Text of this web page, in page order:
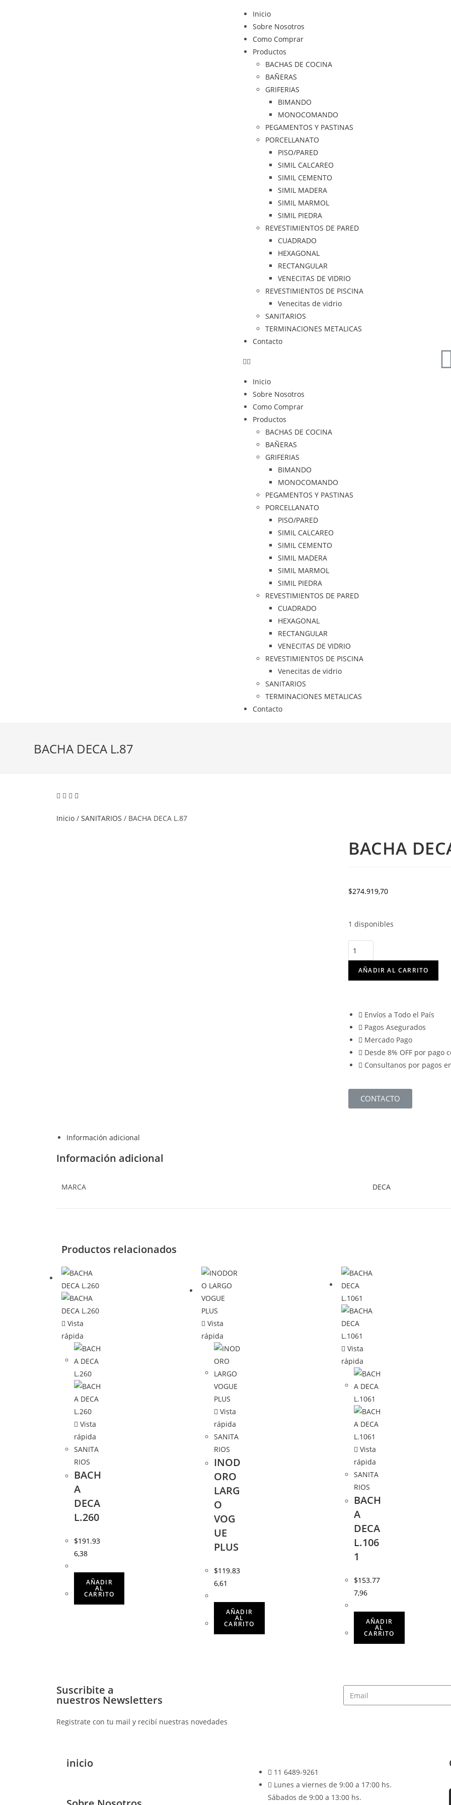
Inicio
Sobre Nosotros
Como Comprar
Productos
BACHAS DE COCINA
BAÑERAS
GRIFERIAS
BIMANDO
MONOCOMANDO
PEGAMENTOS Y PASTINAS
PORCELLANATO
PISO/PARED
SIMIL CALCAREO
SIMIL CEMENTO
SIMIL MADERA
SIMIL MARMOL
SIMIL PIEDRA
REVESTIMIENTOS DE PARED
CUADRADO
HEXAGONAL
RECTANGULAR
VENECITAS DE VIDRIO
REVESTIMIENTOS DE PISCINA
Venecitas de vidrio
SANITARIOS
TERMINACIONES METALICAS
Contacto
Inicio
Sobre Nosotros
Como Comprar
Productos
BACHAS DE COCINA
BAÑERAS
GRIFERIAS
BIMANDO
MONOCOMANDO
PEGAMENTOS Y PASTINAS
PORCELLANATO
PISO/PARED
SIMIL CALCAREO
SIMIL CEMENTO
SIMIL MADERA
SIMIL MARMOL
SIMIL PIEDRA
REVESTIMIENTOS DE PARED
CUADRADO
HEXAGONAL
RECTANGULAR
VENECITAS DE VIDRIO
REVESTIMIENTOS DE PISCINA
Venecitas de vidrio
SANITARIOS
TERMINACIONES METALICAS
Contacto
BACHA DECA L.87
Inicio / SANITARIOS / BACHA DECA L.87
BACHA
$274.919,70
1 disponibles
AÑADIR AL CARRITO
Envíos a Todo el País
Pagos Asegurados
Mercado Pago
Desde 8% OFF por pago
Consultanos por pagos
CONTACTO
Información adicional
Información adicional
MARCA DECA
Productos relacionados
Vista
rápida
Vista
rápida
SANITA
RIOS
BACH
A
DECA
L.260
$191.93
6,38
AÑADIR
AL
CARRITO
Vista
rápida
Vista
rápida
SANITA
RIOS
INOD
ORO
LARG
O
VOG
UE
PLUS
$119.83
6,61
AÑADIR
AL
CARRITO
Vista
rápida
Vista
rápida
SANITA
RIOS
BACH
A
DECA
L.106
1
$153.77
7,96
AÑADIR
AL
CARRITO
Suscribite a
nuestros Newsletters
Registrate con tu mail y recibí nuestras novedades
inicio
11 6489-9261
Lunes a viernes de 9:00 a 17:00 hs.
Sábados de 9:00 a 13:00 hs.